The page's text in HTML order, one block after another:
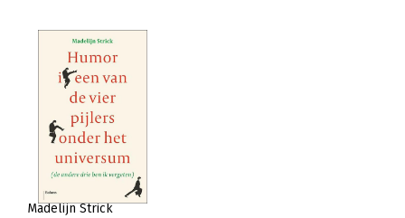
Madelijn Strick